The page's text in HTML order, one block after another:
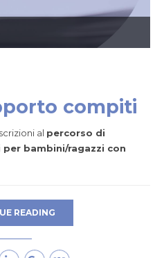
compiti
al percorso di
bambini/ragazzi con
READING